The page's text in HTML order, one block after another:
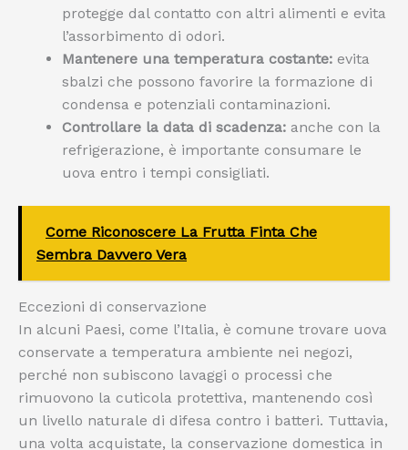
protegge dal contatto con altri alimenti e evita
l’assorbimento di odori.
Mantenere una temperatura costante: evita
sbalzi che possono favorire la formazione di
condensa e potenziali contaminazioni.
Controllare la data di scadenza: anche con la
refrigerazione, è importante consumare le
uova entro i tempi consigliati.
Come Riconoscere La Frutta Finta Che
Sembra Davvero Vera
Eccezioni di conservazione
In alcuni Paesi, come l’Italia, è comune trovare uova
conservate a temperatura ambiente nei negozi,
perché non subiscono lavaggi o processi che
rimuovono la cuticola protettiva, mantenendo così
un livello naturale di difesa contro i batteri. Tuttavia,
una volta acquistate, la conservazione domestica in